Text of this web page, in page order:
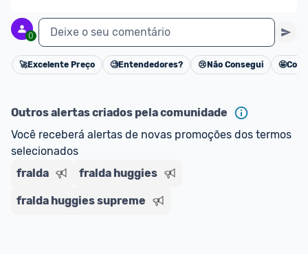
0 Deixe o seu comentário
Cancelar
🚀Excelente Preço 🧐Entendedores? 😢 Não Consegui 🤩
Outros alertas criados pela comunidade
Você receberá alertas de novas promoções dos termos
selecionados
fralda
fralda huggies
fralda huggies supreme